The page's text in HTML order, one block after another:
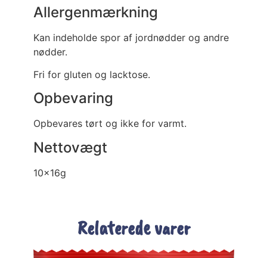
Allergenmærkning
Kan indeholde spor af jordnødder og andre
nødder.
Fri for gluten og lacktose.
Opbevaring
Opbevares tørt og ikke for varmt.
Nettovægt
10x16g
Relaterede varer